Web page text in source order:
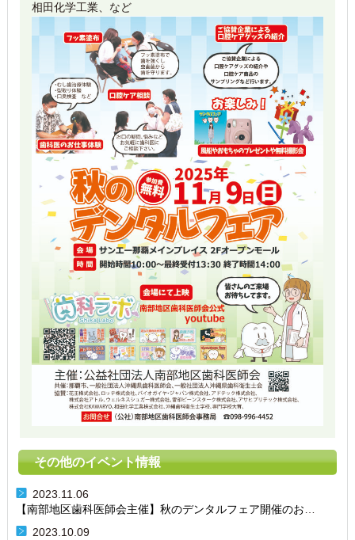
相田化学工業、など
その他のイベント情報
2023.11.06
【南部地区歯科医師会主催】秋のデンタルフェア開催のお知らせ
2023.10.09